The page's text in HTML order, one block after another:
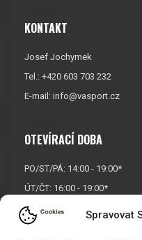
Spravovat
KONTAKT
Josef Jochymek
Tel.: +420 603 703 232
E-mail: info@vasport.cz
OTEVÍRACÍ DOBA
PO/ST/PÁ: 14:00 - 19:00*
ÚT/ČT: 16:00 - 19:00*
Sobota: 9:00 - 17:00*
Neděle: